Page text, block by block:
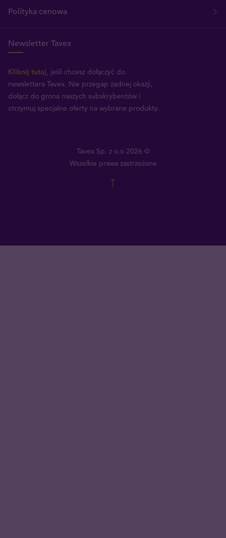
Polityka cenowa
Newsletter Tavex
Kliknij tutaj , jeśli chcesz dołączyć do
newslettera Tavex. Nie przegap żadnej okazji,
dołącz do grona naszych subskrybentów i
otrzymuj specjalne oferty na wybrane produkty.
Tavex Sp. z o.o 2026 ©
Wszelkie prawa zastrzeżone